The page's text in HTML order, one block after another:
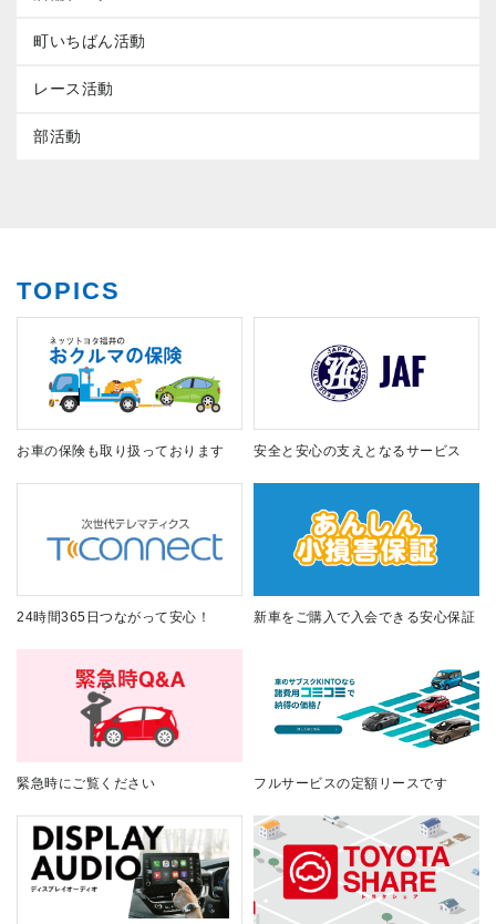
町いちばん活動
レース活動
部活動
TOPICS
お車の保険も取り扱っております 安全と安心の支えとなるサービス
24時間365日つながって安心！ 新車をご購入で入会できる安心保証
緊急時にご覧ください フルサービスの定額リースです